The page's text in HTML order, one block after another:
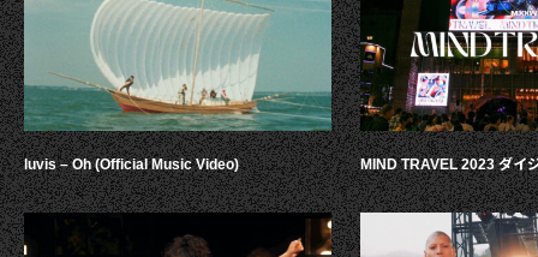
luvis – Oh (Official Music Video) MIND TRAVEL 2023 ダイ